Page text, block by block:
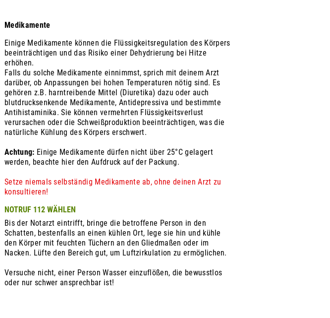
Medikamente
Einige Medikamente können die Flüssigkeitsregulation des Körpers
beeinträchtigen und das Risiko einer Dehydrierung bei Hitze
erhöhen.
Falls du solche Medikamente einnimmst, sprich mit deinem Arzt
darüber, ob Anpassungen bei hohen Temperaturen nötig sind. Es
gehören z.B. harntreibende Mittel (Diuretika) dazu oder auch
blutdrucksenkende Medikamente, Antidepressiva und bestimmte
Antihistaminika. Sie können vermehrten Flüssigkeitsverlust
verursachen oder die Schweißproduktion beeinträchtigen, was die
natürliche Kühlung des Körpers erschwert.
Achtung: Einige Medikamente dürfen nicht über 25°C gelagert
werden, beachte hier den Aufdruck auf der Packung.
Setze niemals selbständig Medikamente ab, ohne deinen Arzt zu
konsultieren!
NOTRUF 112 WÄHLEN
Bis der Notarzt eintrifft, bringe die betroffene Person in den
Schatten, bestenfalls an einen kühlen Ort, lege sie hin und kühle
den Körper mit feuchten Tüchern an den Gliedmaßen oder im
Nacken. Lüfte den Bereich gut, um Luftzirkulation zu ermöglichen.
Versuche nicht, einer Person Wasser einzuflößen, die bewusstlos
oder nur schwer ansprechbar ist!